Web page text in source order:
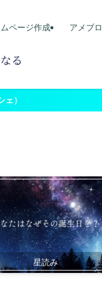
ページ作成 アメブロ
）
星読み